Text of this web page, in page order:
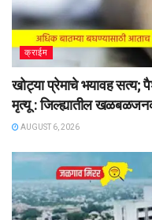
क्राईम
खोट्या प्रेमाचे भयावह सत्य;
मृत्यू : जिल्ह्यातील
AUGUST 6, 2026